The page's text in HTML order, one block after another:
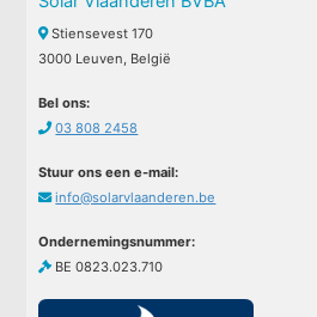
Stiensevest 170
3000 Leuven, België
Bel ons:
03 808 2458
Stuur ons een e-mail:
info@solarvlaanderen.be
Ondernemingsnummer:
BE 0823.023.710